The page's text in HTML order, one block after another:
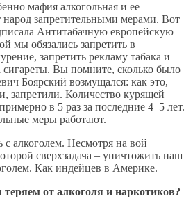
мафия алкогольная и ее
запретительными мерами. Вот
Антитабачную европейскую
мы обязались запретить в
запретить рекламу табака и
сигареты. Вы помните, сколько было
Боярский возмущался: как это,
запретили. Количество курящей
в 5 раз за последние 4–5 лет.
меры работают.
с алкоголем. Несмотря на вой
сверхзадача – уничтожить наш
Как индейцев в Америке.
от алкоголя и наркотиков?